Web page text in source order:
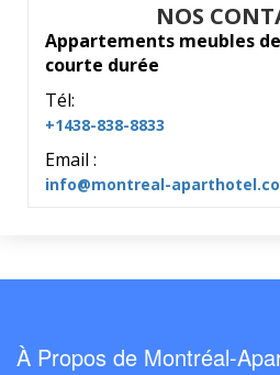
NOS
Appartements meubles
courte durée
Tél:
+1438-838-8833
Email :
info@montreal-
À Propos de Montréal-